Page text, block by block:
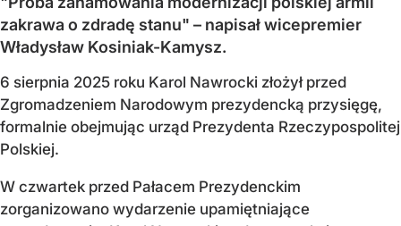
zakrawa o zdradę stanu" – napisał wicepremier
Władysław Kosiniak-Kamysz.
6 sierpnia 2025 roku Karol Nawrocki złożył przed
Zgromadzeniem Narodowym prezydencką przysięgę,
formalnie obejmując urząd Prezydenta Rzeczypospolitej
Polskiej.
W czwartek przed Pałacem Prezydenckim
zorganizowano wydarzenie upamiętniające